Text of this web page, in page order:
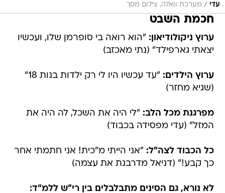
עדי / מערכת וואלה, צילום מסך
חכמת השבט
ערוץ ניקולודיאון: "הוא רואה בי סופרמן שלו, ועכשיו
יצאתי גארפילד" (נתי מאכזב)
ערוץ הילדים:
"עד עכשיו היו לי רק ילדות בנות 18"
(שגיא מחזר)
מפרגנת מכל הלב: "לי היה את השכל, לה היה את
המזל" (עדי מפסידה בכבוד)
כל הכבוד לצה"ל: "אני הייתי מ"כית! אני חתמתי אחר
כך קבע!" (דניאל מדרבנת את עצמה)
לא נורא, גם הסינים מתבלבלים בין רי"ש ללמ"ד: